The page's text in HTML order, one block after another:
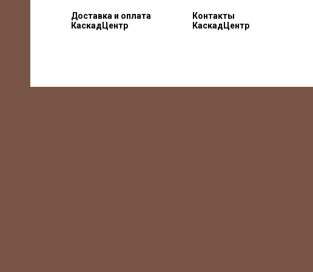
Доставка и оплата
КаскадЦентр
Контакты
КаскадЦентр